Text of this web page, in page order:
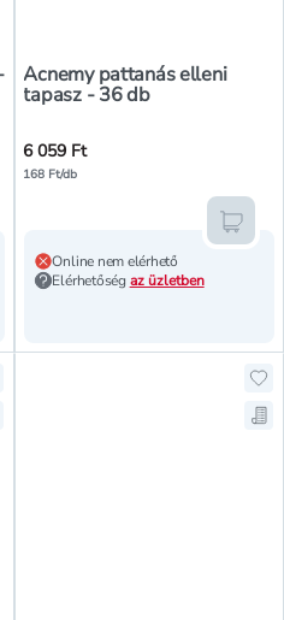
teszem
Acnemy pattanás elleni
tapasz - 36 db
6 059 Ft
168 Ft/db
Online nem elérhető
Elérhetőség az üzletben
a kedvencekhez,
a bevásárló listára, Clear